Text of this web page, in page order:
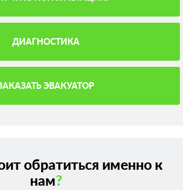
ДИАГНОСТИКА
ЭВАКУАТОР
обратиться именно к
нам?